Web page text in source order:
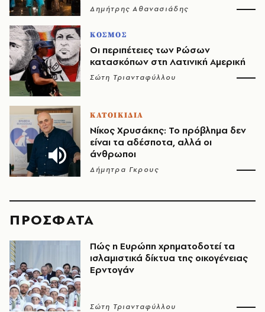
Δημήτρης Αθανασιάδης
ΚΟΣΜΟΣ
Οι περιπέτειες των Ρώσων
κατασκόπων στη Λατινική Αμερική
Σώτη Τριανταφύλλου
ΚΑΤΟΙΚΙΔΙΑ
Νίκος Χρυσάκης: Το πρόβλημα δεν
είναι τα αδέσποτα, αλλά οι
άνθρωποι
Δήμητρα Γκρους
ΠΡΟΣΦΑΤΑ
Πώς η Ευρώπη χρηματοδοτεί τα
ισλαμιστικά δίκτυα της οικογένειας
Ερντογάν
Σώτη Τριανταφύλλου